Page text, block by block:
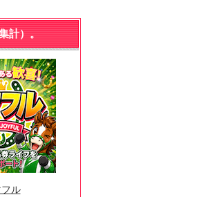
計）。
ル